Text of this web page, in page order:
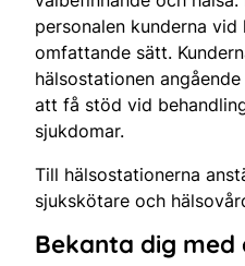
personalen kunderna
omfattande sätt.
hälsostationen
att få stöd vid
sjukdomar.
Till hälsostationerna
sjukskötare och
Bekanta dig med